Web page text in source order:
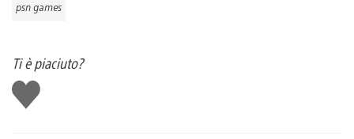
psn games
Ti è piaciuto?
Mi
piace